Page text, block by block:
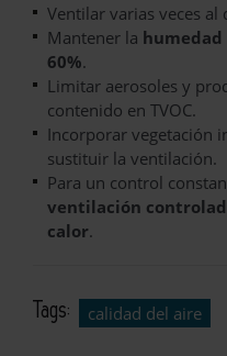
Ventilar varias veces al
Mantener la
60%.
Limitar aerosoles y
contenido en TVOC.
Incorporar vegetación
sustituir la ventilación.
Para un control
ventilación
calor.
Tags: calidad del aire